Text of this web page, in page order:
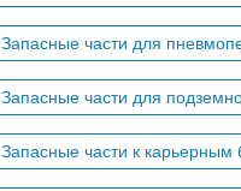
Запасные части для
Запасные части для
Запасные части к карьерным